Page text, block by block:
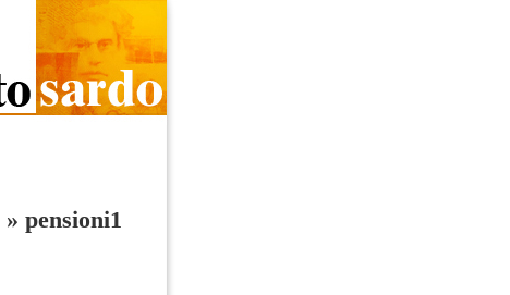
» pensioni1